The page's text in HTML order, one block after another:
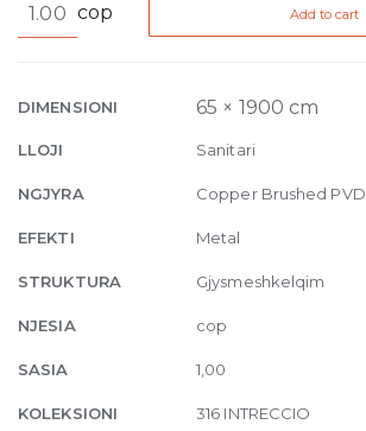
316
spout
custom
length
Copper
Brushed
cop Add to cart
DIMENSIONI 65 × 1900 cm
LLOJI Sanitari
NGJYRA Copper Brushed PVD
EFEKTI Metal
STRUKTURA Gjysmeshkelqim
NJESIA cop
SASIA 1,00
KOLEKSIONI 316 INTRECCIO